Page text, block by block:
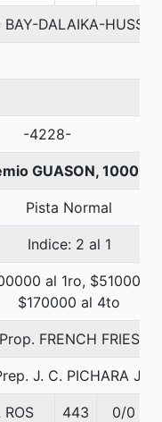
BAY-DALAIKA-
-4228-
GUASON, 1000
Pista Normal
Indice: 2 al 1
al 1ro, $510000
$170000 al 4to
Prop. FRENCH FRIES
J. C. PICHARA J.
ROS 443 0/0